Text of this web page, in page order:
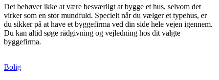
Det behøver ikke at være besværligt at bygge et hus, selvom det
virker som en stor mundfuld. Specielt når du vælger et typehus, er
du sikker på at have et byggefirma ved din side hele vejen igennem.
Du kan altid søge rådgivning og vejledning hos dit valgte
byggefirma.
Bolig